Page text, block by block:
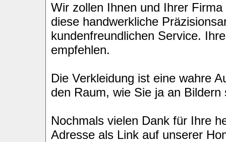
Wir zollen Ihnen und Ihrer
diese handwerkliche
kundenfreundlichen Service.
empfehlen.
Die Verkleidung ist eine wahre
den Raum, wie Sie ja an Bildern
Nochmals vielen Dank für Ihre
Adresse als Link auf unserer